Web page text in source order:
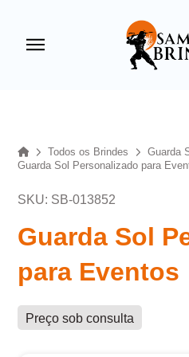
HomeTodos os Brindes
Guarda
Guarda Sol Personalizado para
SKU: SB-013852
Guarda Sol
para Eventos
Preço sob consulta